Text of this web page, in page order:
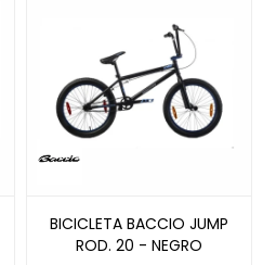
BICICLETA BACCIO JUMP
ROD. 20 - NEGRO